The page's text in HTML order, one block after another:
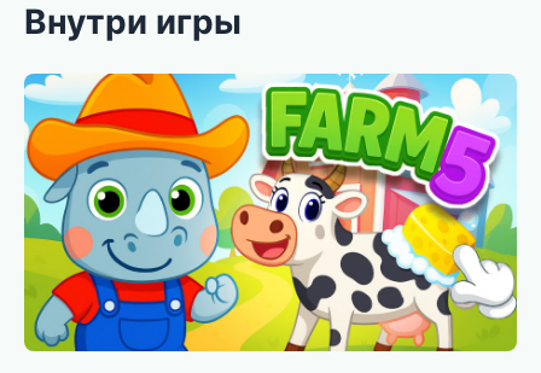
Внутри игры